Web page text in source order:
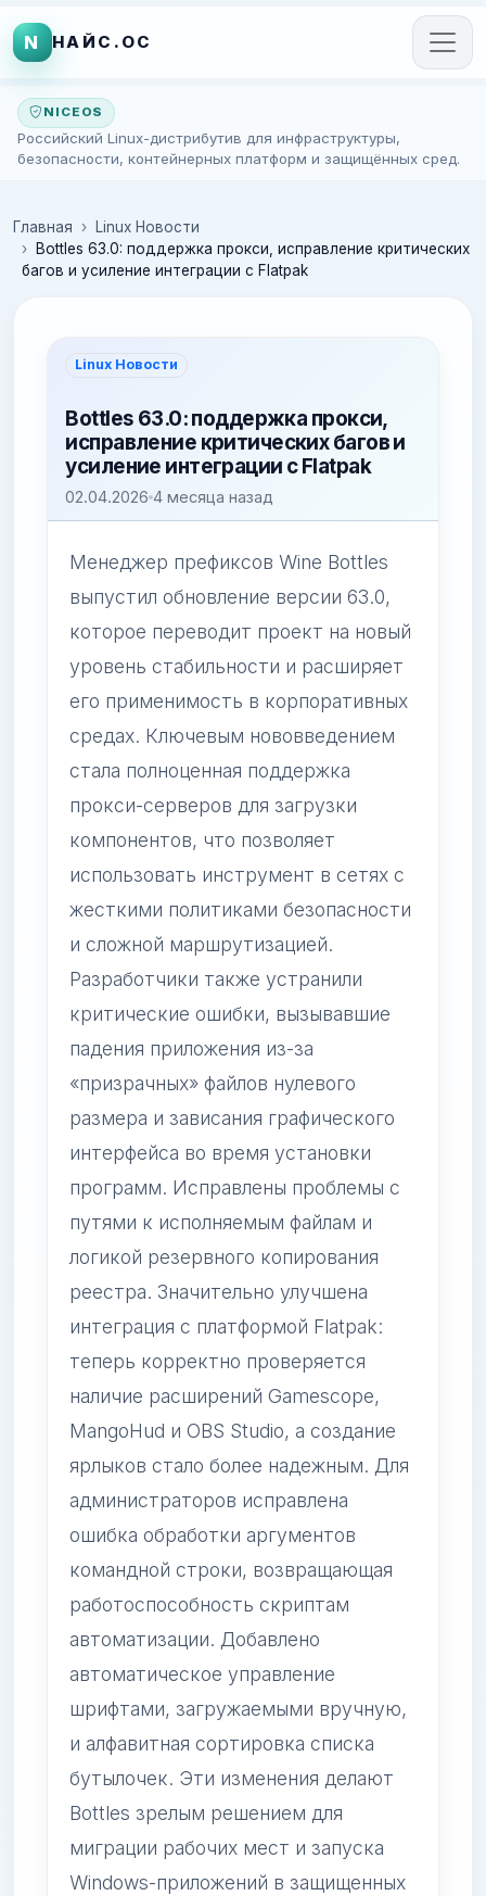
N НАЙС.ОС
NICEOS
Российский Linux-дистрибутив для инфраструктуры,
безопасности, контейнерных платформ и защищённых сред.
Главная
Linux Новости
Bottles 63.0: поддержка прокси, исправление критических
багов и усиление интеграции с Flatpak
Linux Новости
Bottles 63.0: поддержка прокси,
исправление критических багов и
усиление интеграции с Flatpak
02.04.2026 4 месяца назад
Менеджер префиксов Wine Bottles
выпустил обновление версии 63.0,
которое переводит проект на новый
уровень стабильности и расширяет
его применимость в корпоративных
средах. Ключевым нововведением
стала полноценная поддержка
прокси-серверов для загрузки
компонентов, что позволяет
использовать инструмент в сетях с
жесткими политиками безопасности
и сложной маршрутизацией.
Разработчики также устранили
критические ошибки, вызывавшие
падения приложения из-за
«призрачных» файлов нулевого
размера и зависания графического
интерфейса во время установки
программ. Исправлены проблемы с
путями к исполняемым файлам и
логикой резервного копирования
реестра. Значительно улучшена
интеграция с платформой Flatpak:
теперь корректно проверяется
наличие расширений Gamescope,
MangoHud и OBS Studio, а создание
ярлыков стало более надежным. Для
администраторов исправлена
ошибка обработки аргументов
командной строки, возвращающая
работоспособность скриптам
автоматизации. Добавлено
автоматическое управление
шрифтами, загружаемыми вручную,
и алфавитная сортировка списка
бутылочек. Эти изменения делают
Bottles зрелым решением для
миграции рабочих мест и запуска
Windows-приложений в защищенных